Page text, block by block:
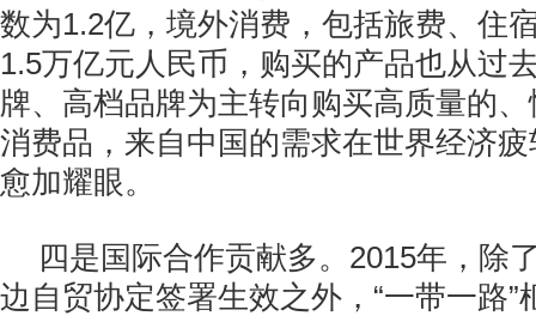
数为1.2亿，境外消费，包括旅费、住
1.5万亿元人民币，购买的产品也从过
牌、高档品牌为主转向购买高质量的
消费品，来自中国的需求在世界经济
愈加耀眼。
四是国际合作贡献多。2015年，除
边自贸协定签署生效之外，“一带一路”